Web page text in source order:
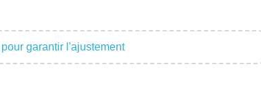
garantir l'ajustement